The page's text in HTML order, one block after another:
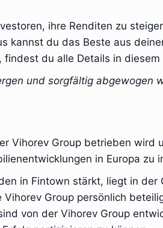
ihre Renditen zu
kannst du das Beste aus
findest du alle Details in diesem
und sorgfältig abgewogen
Vihorev Group betrieben wird
in Europa zu
in Fintown stärkt, liegt in der
Group persönlich
von der Vihorev Group